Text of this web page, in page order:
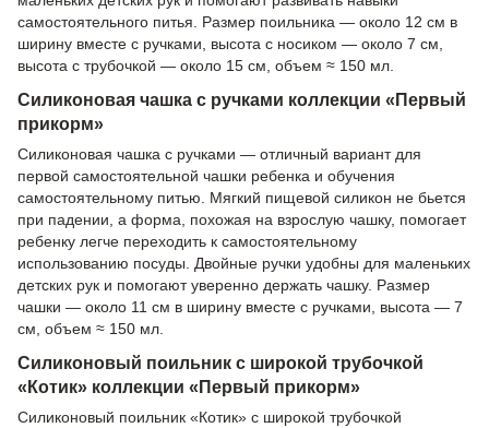
самостоятельного питья. Размер поильника — около 12 см в
ширину вместе с ручками, высота с носиком — около 7 см,
высота с трубочкой — около 15 см, объем ≈ 150 мл.
Силиконовая чашка с ручками коллекции «Первый
прикорм»
Силиконовая чашка с ручками — отличный вариант для
первой самостоятельной чашки ребенка и обучения
самостоятельному питью. Мягкий пищевой силикон не бьется
при падении, а форма, похожая на взрослую чашку, помогает
ребенку легче переходить к самостоятельному
использованию посуды. Двойные ручки удобны для маленьких
детских рук и помогают уверенно держать чашку. Размер
чашки — около 11 см в ширину вместе с ручками, высота — 7
см, объем ≈ 150 мл.
Силиконовый поильник с широкой трубочкой
«Котик» коллекции «Первый прикорм»
Силиконовый поильник «Котик» с широкой трубочкой